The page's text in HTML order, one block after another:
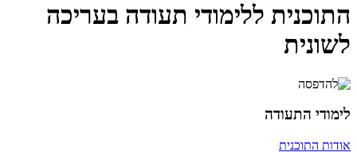
התוכנית ללימודי תעודה בעריכה
לשונית
לימודי התעודה
אודות התוכנית